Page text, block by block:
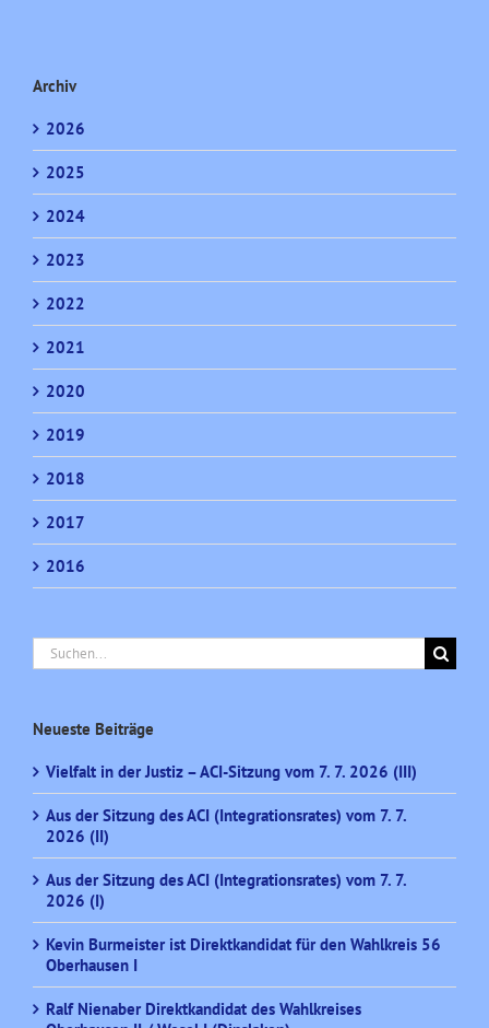
Archiv
2026
2025
2024
2023
2022
2021
2020
2019
2018
2017
2016
Suche
nach:
Neueste Beiträge
Vielfalt in der Justiz – ACI-Sitzung vom 7. 7. 2026 (III)
Aus der Sitzung des ACI (Integrationsrates) vom 7. 7.
2026 (II)
Aus der Sitzung des ACI (Integrationsrates) vom 7. 7.
2026 (I)
Kevin Burmeister ist Direktkandidat für den Wahlkreis 56
Oberhausen I
Ralf Nienaber Direktkandidat des Wahlkreises